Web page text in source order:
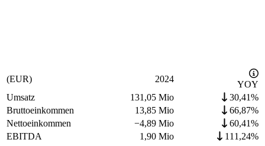
(EUR) 2024
YOY
Umsatz
131,05 Mio
30,41%
Bruttoeinkommen
13,85 Mio
66,87%
Nettoeinkommen
−4,89 Mio
60,41%
EBITDA
1,90 Mio 111,24%